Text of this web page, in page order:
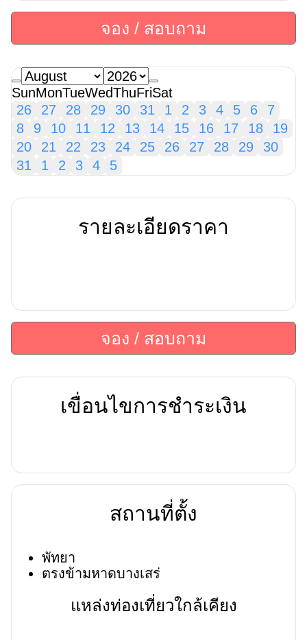
จอง / สอบถาม
SunMonTueWedThuFriSat
26
27 28 29 30 31 1 2 3 4 5 6
7
8
9 10 11 12 13 14 15 16 17 18
19
20
21 22 23 24 25 26 27 28 29
30
31
1 2 3 4 5
รายละเอียดราคา
จอง / สอบถาม
เขื่อนไขการชำระเงิน
สถานที่ตั้ง
พัทยา
ตรงข้ามหาดบางเสร่
แหล่งท่องเที่ยวใกล้เคียง